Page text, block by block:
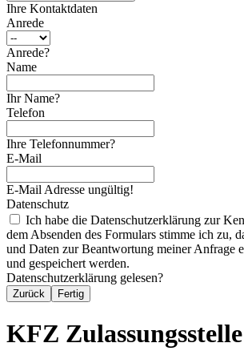
Ihre Kontaktdaten
Anrede
Anrede?
Name
Ihr Name?
Telefon
Ihre Telefonnummer?
E-Mail
E-Mail Adresse ungültig!
Datenschutz
Ich habe die Datenschutzerklärung zur
dem Absenden des Formulars stimme ich zu,
und Daten zur Beantwortung meiner Anfrage
und gespeichert werden.
Datenschutzerklärung gelesen?
Zurück Fertig
KFZ